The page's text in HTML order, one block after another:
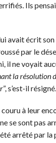
Ils
avait écrit
par le
il ne voyait
la résolution
”, s’est-il résigné.
à leur
se sont pas
arrêté par